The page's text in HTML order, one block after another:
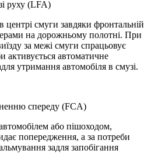
руху (LFA)
смуги завдяки фронтальній
на дорожньому полотні. При
за межі смуги спрацьовує
активується автоматичне
утримання автомобіля в смузі.
спереду (FCA)
або пішоходом,
попередження, а за потреби
задля запобігання